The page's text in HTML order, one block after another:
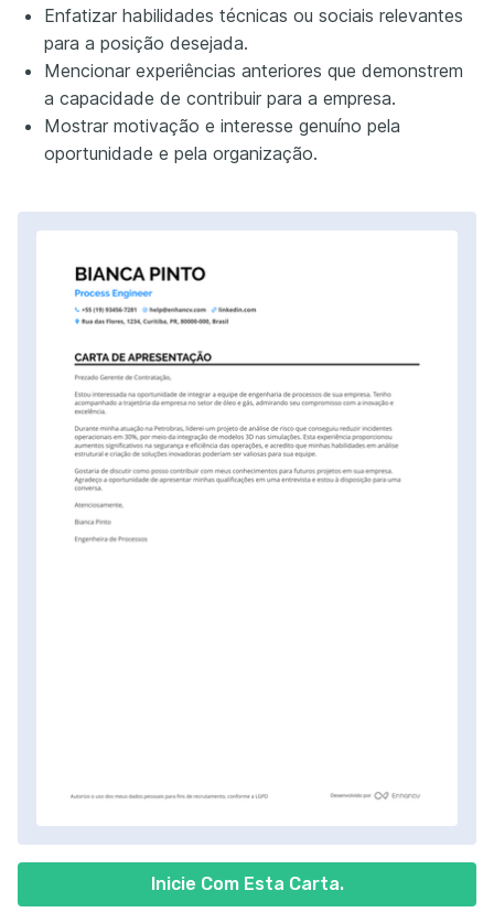
Inicie Com Esta Carta.
Enfatizar habilidades técnicas ou sociais relevantes
para a posição desejada.
Mencionar experiências anteriores que demonstrem
a capacidade de contribuir para a empresa.
Mostrar motivação e interesse genuíno pela
oportunidade e pela organização.